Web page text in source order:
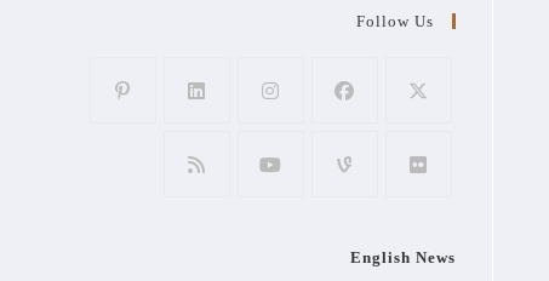
Follow Us
English News